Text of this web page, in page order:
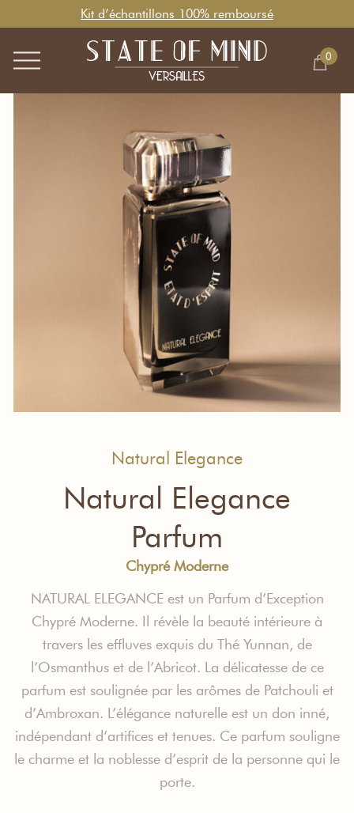
Kit d’échantillons 100% remboursé
0
Natural Elegance
Natural Elegance
Parfum
Chypré Moderne
NATURAL ELEGANCE est un Parfum d’Exception
Chypré Moderne. Il révèle la beauté intérieure à
travers les effluves exquis du Thé Yunnan, de
l’Osmanthus et de l’Abricot. La délicatesse de ce
parfum est soulignée par les arômes de Patchouli et
d’Ambroxan. L’élégance naturelle est un don inné,
indépendant d’artifices et tenues. Ce parfum souligne
le charme et la noblesse d’esprit de la personne qui le
porte.